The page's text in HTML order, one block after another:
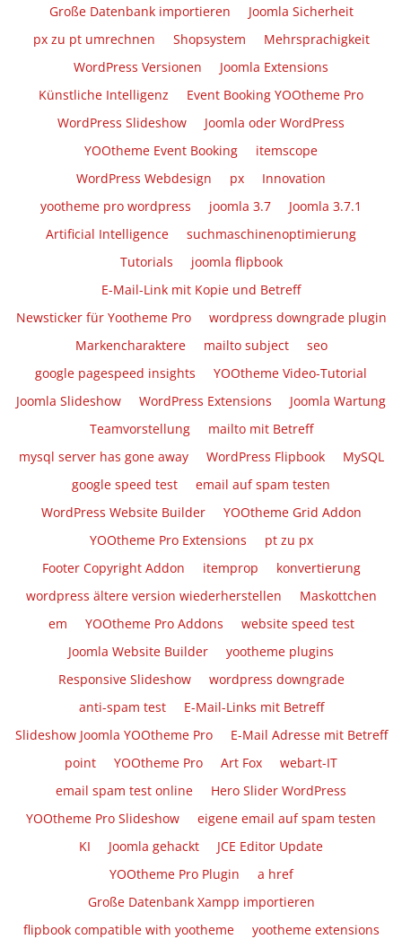
Große Datenbank importieren
Joomla Sicherheit
px zu pt umrechnen
Shopsystem
Mehrsprachigkeit
WordPress Versionen
Joomla Extensions
Künstliche Intelligenz
Event Booking YOOtheme Pro
WordPress Slideshow
Joomla oder WordPress
YOOtheme Event Booking
itemscope
WordPress Webdesign
px
Innovation
yootheme pro wordpress
joomla 3.7
Joomla 3.7.1
Artificial Intelligence
suchmaschinenoptimierung
Tutorials
joomla flipbook
E-Mail-Link mit Kopie und Betreff
Newsticker für Yootheme Pro
wordpress downgrade plugin
Markencharaktere
mailto subject
seo
google pagespeed insights
YOOtheme Video-Tutorial
Joomla Slideshow
WordPress Extensions
Joomla Wartung
Teamvorstellung
mailto mit Betreff
mysql server has gone away
WordPress Flipbook
MySQL
google speed test
email auf spam testen
WordPress Website Builder
YOOtheme Grid Addon
YOOtheme Pro Extensions
pt zu px
Footer Copyright Addon
itemprop
konvertierung
wordpress ältere version wiederherstellen
Maskottchen
em
YOOtheme Pro Addons
website speed test
Joomla Website Builder
yootheme plugins
Responsive Slideshow
wordpress downgrade
anti-spam test
E-Mail-Links mit Betreff
Slideshow Joomla YOOtheme Pro
E-Mail Adresse mit Betreff
point
YOOtheme Pro Art Fox
webart-IT
email spam test online
Hero Slider WordPress
YOOtheme Pro Slideshow
eigene email auf spam testen
KI
Joomla gehackt
JCE Editor Update
YOOtheme Pro Plugin
a href
Große Datenbank Xampp importieren
flipbook compatible with yootheme
yootheme extensions